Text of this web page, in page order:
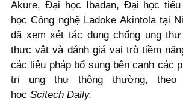
Akure, Đại học Ibadan, Đại học
học Công nghệ Ladoke Akintola tại
đã xem xét tác dụng chống ung
thực vật và đánh giá vai trò tiềm
các liệu pháp bổ sung bên cạnh các
trị ung thư thông thường, theo
học Scitech Daily.